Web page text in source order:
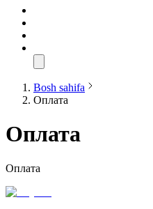
Bosh sahifa
Оплата
Оплата
Оплата